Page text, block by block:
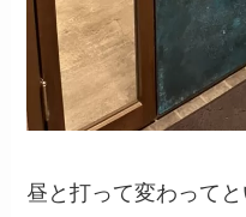
昼と打って変わって